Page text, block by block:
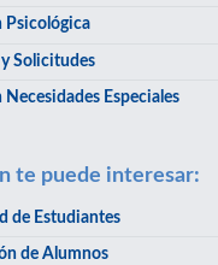
Psicológica
Solicitudes
Especiales
te puede interesar:
de Estudiantes
de Alumnos